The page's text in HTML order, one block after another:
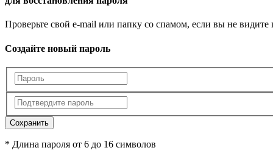
Проверьте свой e-mail или папку со спамом, если вы не видите
Создайте новый пароль
Сохранить
* Длина пароля от 6 до 16 символов